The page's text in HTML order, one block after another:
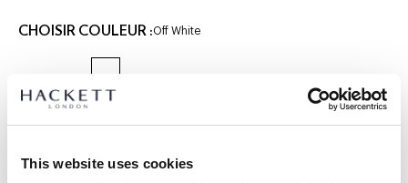
This website uses cookies
CHOISIR COULEUR :Off White
SÉLECTIONNEZ LA TAILLE :